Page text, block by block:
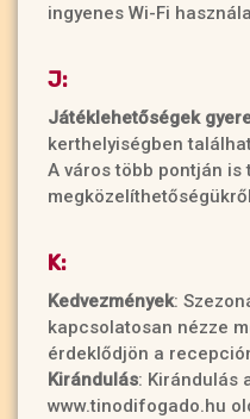
ingyenes Wi-Fi
J:
Játéklehetőségek
kerthelyiségben
A város több pontján
K:
Kedvezmények:
kapcsolatosan nézze
érdeklődjön a
Kirándulás: Kirándulás
www.tinodifogado.hu